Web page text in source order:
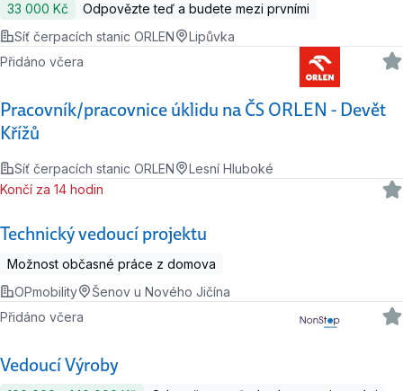
33 000 Kč
Odpovězte teď a budete mezi prvními
Síť čerpacích stanic ORLEN
Lipůvka
Pracovník/pracovnice úklidu na ČS ORLEN - Devět
Křížů
Přidáno včera
Síť čerpacích stanic ORLEN Lesní Hluboké
Technický vedoucí projektu
Končí za 14 hodin
Možnost občasné práce z domova
OPmobility
Šenov u Nového Jičína
Vedoucí Výroby
Přidáno včera